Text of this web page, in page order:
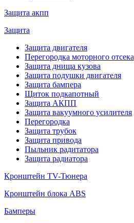
Защита акпп
Защита
Защита двигателя
Перегородка моторного отсека
Защита днища кузова
Защита подушки двигателя
Защита бампера
Щиток подкапотный
Защита АКПП
Защита вакуумного усилителя
Перегородка
Защита трубок
Защита привода
Пыльник радитатора
Защита радиатора
Кронштейн TV-Тюнера
Кронштейн блока ABS
Бамперы